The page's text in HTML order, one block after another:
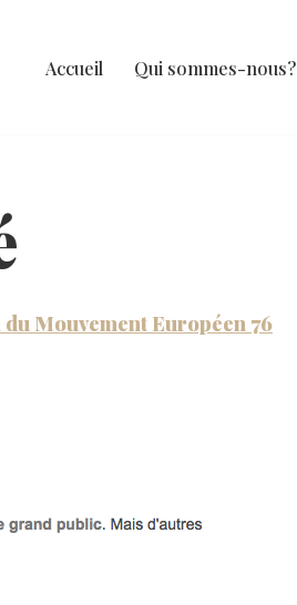
Accueil Qui sommes-nous?
Mouvement Européen 76